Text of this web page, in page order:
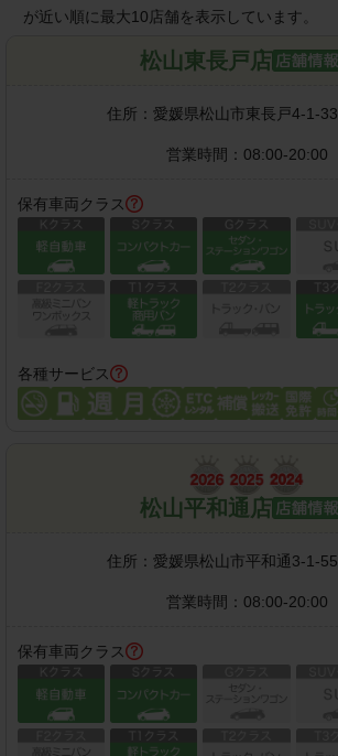
が近い順に最大10店舗を表示しています。
松山東長戸店
住所： 愛媛県松山市東長戸4-1-33
営業時間： 08:00-20:00
保有車両クラス
各種サービス
松山平和通店
住所： 愛媛県松山市平和通3-1-55
営業時間： 08:00-20:00
保有車両クラス